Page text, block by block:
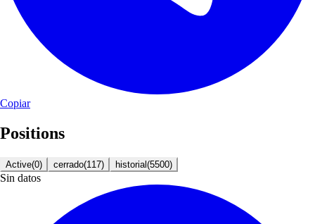
Copiar
Positions
Active(0) cerrado(117) historial(5500)
Sin datos